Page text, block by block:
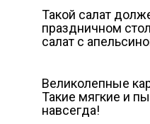
Такой салат
праздничном
салат с
Великолепные
Такие мягкие и
навсегда!